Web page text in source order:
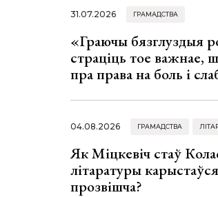
31.07.2026 ГРАМАДСТВА
«Граючы бязглуздыя
страціць тое важнае,
пра права на боль і
04.08.2026 ГРАМАДСТВА
Як Міцкевіч стаў
літаратуры
прозвішча?